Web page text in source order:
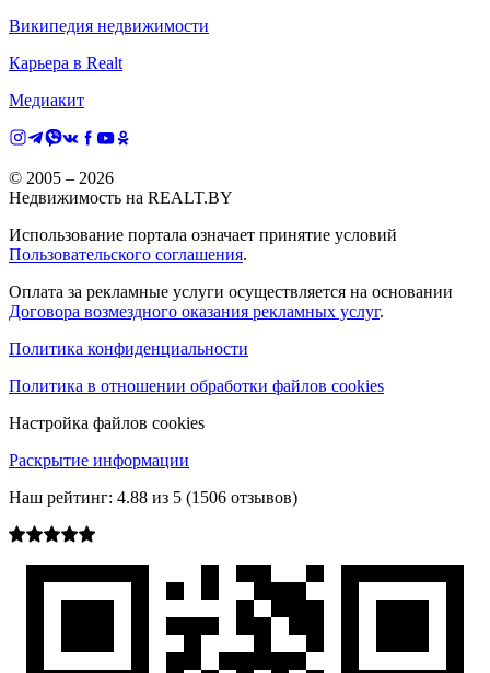
Википедия недвижимости
Карьера в Realt
Медиакит
© 2005 – 2026
Недвижимость на REALT.BY
Использование портала означает принятие условий
Пользовательского соглашения.
Оплата за рекламные услуги осуществляется на основании
Договора возмездного оказания рекламных услуг.
Политика конфиденциальности
Политика в отношении обработки файлов cookies
Настройка файлов cookies
Раскрытие информации
Наш рейтинг: 4.88 из 5 (1506 отзывов)